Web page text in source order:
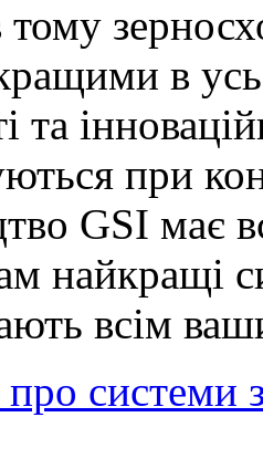
в
та
при
GSI має
найкращі
всім
системи